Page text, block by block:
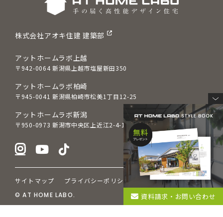
株式会社アオキ住建 建築部
アットホームラボ上越
〒942-0064 新潟県上越市塩屋新田350
アットホームラボ柏崎
〒945-0041 新潟県柏崎市松美1丁目12-25
アットホームラボ新潟
〒950-0973 新潟市中央区上近江2-4-16
サイトマップ
プライバシーポリシー
© AT HOME LABO.
資料請求・お問い合わせ